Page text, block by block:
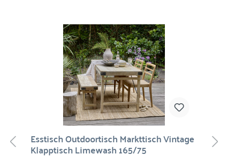
Esstisch Outdoortisch Markttisch Vintage
Klapptisch Limewash 165/75